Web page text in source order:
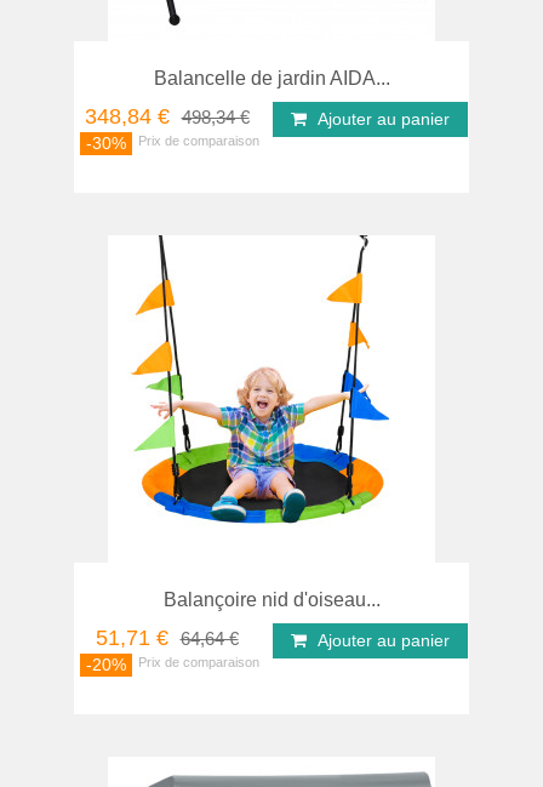
Balancelle de jardin AIDA...
348,84 € 498,34 €
-30%
Ajouter au panier
Balançoire nid d'oiseau...
51,71 € 64,64 €
-20%
Ajouter au panier